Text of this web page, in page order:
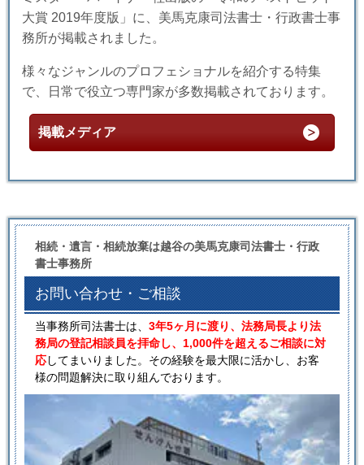
大賞 2019年度版」に、美馬克康司法書士・行政書士事
務所が掲載されました。
様々なジャンルのプロフェショナルを紹介する特集
で、日常で役立つ専門家が多数掲載されております。
掲載メディア
相続・遺言・相続放棄は越谷の美馬克康司法書士・行政
書士事務所
お問い合わせ・ご相談
当事務所司法書士は、 3年5ヶ月に渡り、法務局長より法
務局の登記相談員を拝命し、1,000件を超えるご相談に対
応してまいりました。その経験を最大限に活かし、お客
様の問題解決に取り組んでおります。